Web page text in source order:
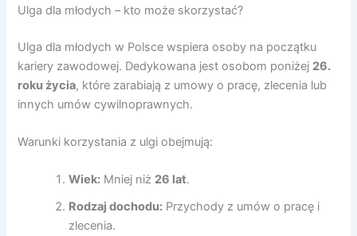
Ulga dla młodych – kto może skorzystać?
Ulga dla młodych w Polsce wspiera osoby na początku
kariery zawodowej. Dedykowana jest osobom poniżej 26.
roku życia, które zarabiają z umowy o pracę, zlecenia lub
innych umów cywilnoprawnych.
Warunki korzystania z ulgi obejmują:
Wiek: Mniej niż 26 lat.
Rodzaj dochodu: Przychody z umów o pracę i
zlecenia.